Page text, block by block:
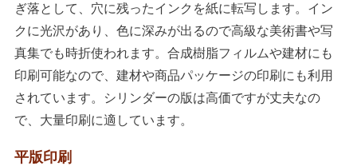
ぎ落として、穴に残ったインクを紙に転写します。イン
クに光沢があり、色に深みが出るので高級な美術書や写
真集でも時折使われます。合成樹脂フィルムや建材にも
印刷可能なので、建材や商品パッケージの印刷にも利用
されています。シリンダーの版は高価ですが丈夫なの
で、大量印刷に適しています。
平版印刷